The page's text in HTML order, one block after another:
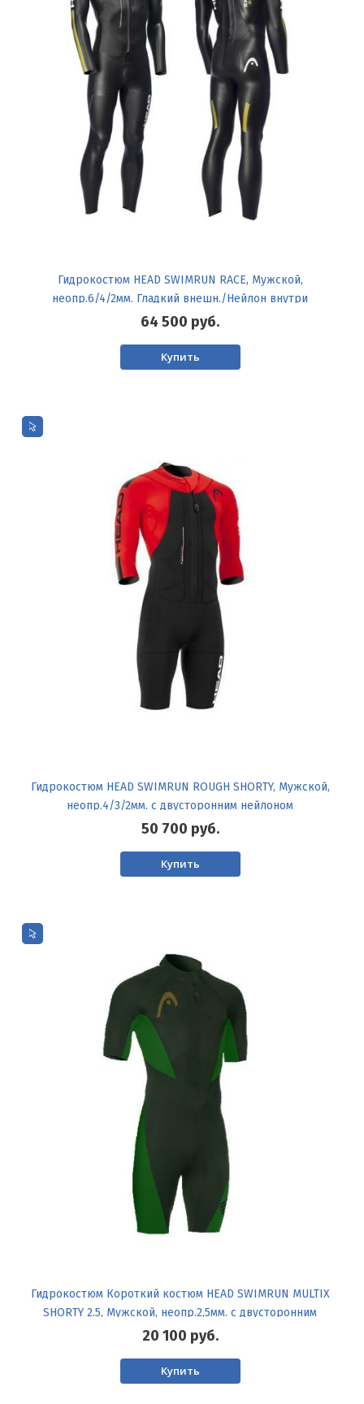
Гидрокостюм HEAD SWIMRUN RACE, Мужской,
неопр.6/4/2мм. Гладкий внешн./Нейлон внутри
64 500 руб.
Купить
Гидрокостюм HEAD SWIMRUN ROUGH SHORTY, Мужской,
неопр.4/3/2мм. с двусторонним нейлоном
50 700 руб.
Купить
Гидрокостюм Короткий костюм HEAD SWIMRUN MULTIX
SHORTY 2.5, Мужской, неопр.2,5мм. с двусторонним
нейлоном
20 100 руб.
Купить